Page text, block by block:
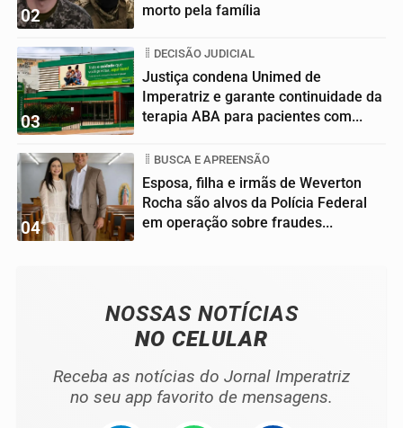
02
morto pela família
03
DECISÃO JUDICIAL
Justiça condena Unimed de
Imperatriz e garante continuidade da
terapia ABA para pacientes com...
04
BUSCA E APREENSÃO
Esposa, filha e irmãs de Weverton
Rocha são alvos da Polícia Federal
em operação sobre fraudes...
NOSSAS NOTÍCIAS
NO CELULAR
Receba as notícias do Jornal Imperatriz
no seu app favorito de mensagens.